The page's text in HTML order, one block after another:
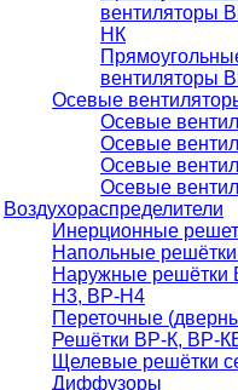
вентиляторы
НК
вентиляторы
Осевые
Осевые
Осевые
Осевые
Осевые
Воздухораспределители
Инерционные
Напольные
Наружные
Н3, ВР-Н4
Переточные
Решётки ВР-К, ВР-
Щелевые решётки
Диффузоры